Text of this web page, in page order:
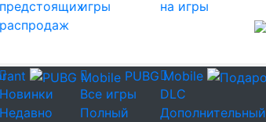
предстоящих
распродаж
игры на игры
Новинки
Недавно
Все игры
Полный
DLC
Дополнительный
PUBG Mobile